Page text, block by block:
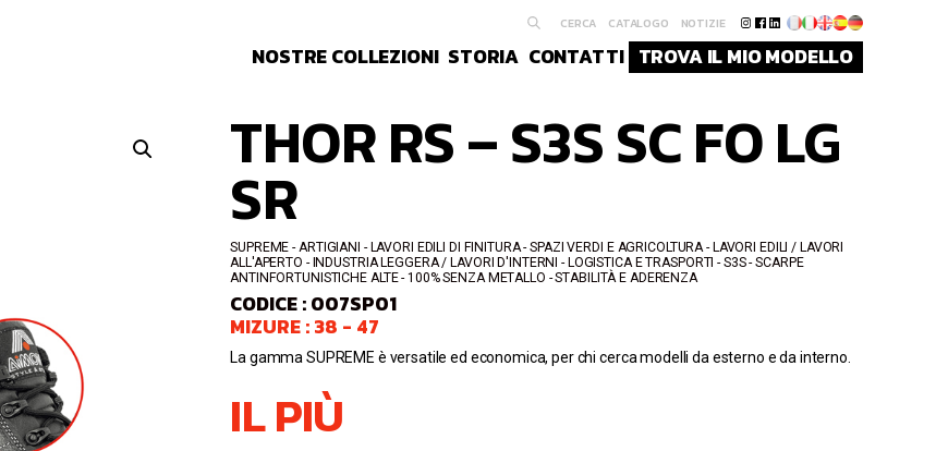
NOSTRE COLLEZIONI STORIA CONTATTI TROVA IL MIO MODELLO
CERCA CATALOGO NOTIZIE
THOR RS – S3S SC FO LG
SR
CODICE : 007SP01
MIZURE : 38 - 47
La gamma SUPREME è versatile ed economica, per chi cerca modelli da esterno e da interno.
IL PIÙ
SUPREME
ARTIGIANI - LAVORI EDILI DI FINITURA - SPAZI VERDI E AGRICOLTURA - LAVORI EDILI / LAVORI
ALL'APERTO - INDUSTRIA LEGGERA / LAVORI D'INTERNI - LOGISTICA E TRASPORTI
S3S
SCARPE
ANTINFORTUNISTICHE ALTE
100% SENZA METALLO - STABILITÀ E ADERENZA